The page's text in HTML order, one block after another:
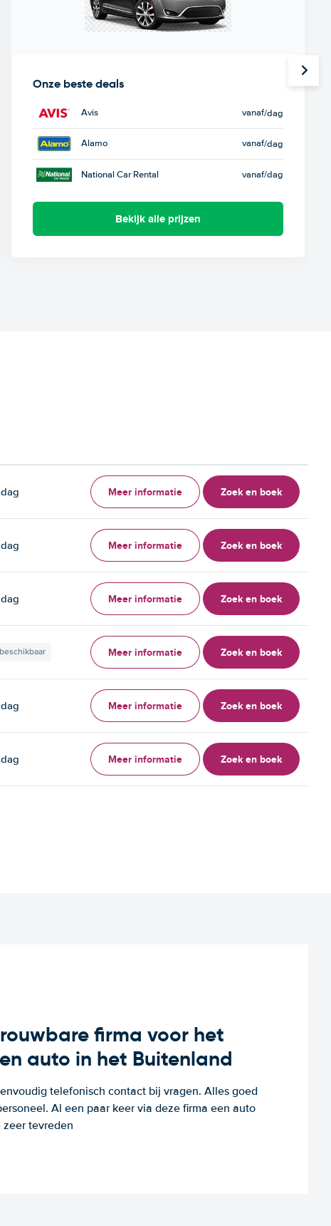
Onze beste deals
Avis vanaf/dag
Alamo vanaf/dag
National Car Rental vanaf/dag
Bekijk alle prijzen
Meer informatie Zoek en boek
Meer informatie Zoek en boek
Meer informatie Zoek en boek
Meer informatie Zoek en boek
Meer informatie Zoek en boek
Meer informatie Zoek en boek
firma voor het
auto in het Buitenland
telefonisch contact bij vragen. Alles goed
Al een paar keer via deze firma een auto
tevreden